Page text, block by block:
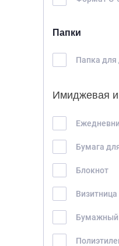
Папки
Папка для
Имиджевая и
Бумага
Блокнот
Визитница
Бумажный